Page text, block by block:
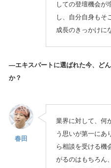
しての登壇機会が
し、自分自身もそ
成長のきっかけに
—エキスパートに選ばれた今、ど
か？
春田
業界に対して、何
う思いが第一にあ
ら相談を受ける機
がるのはもちろん